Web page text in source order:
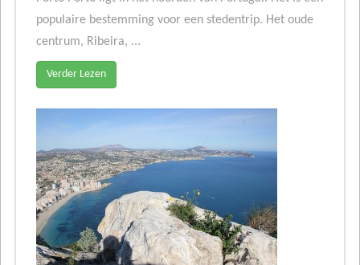
populaire bestemming voor een stedentrip. Het oude
centrum, Ribeira, ...
Verder Lezen